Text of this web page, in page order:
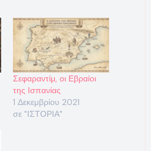
Σεφαραντίμ, οι Εβραίοι
της Ισπανίας
1 Δεκεμβρίου 2021
σε "ΙΣΤΟΡΙΑ"